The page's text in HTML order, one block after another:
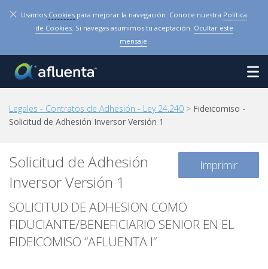
× Usamos Cookies para mejorar la navegación. Conoce nuestra Política
de Cookies. Si navegas asumimos tu aceptación. Ocultar este
mensaje.
Legales - Contratos de Adhesión - Ley 24.240 > Fideicomiso -
Solicitud de Adhesión Inversor Versión 1
Imprimir
Solicitud de Adhesión
Inversor Versión 1
SOLICITUD DE ADHESION COMO
FIDUCIANTE/BENEFICIARIO SENIOR EN EL
FIDEICOMISO “AFLUENTA I”